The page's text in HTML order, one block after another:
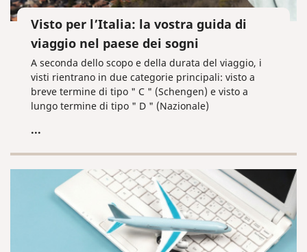
Visto per l’Italia: la vostra guida di
viaggio nel paese dei sogni
A seconda dello scopo e della durata del viaggio, i
visti rientrano in due categorie principali: visto a
breve termine di tipo " C " (Schengen) e visto a
lungo termine di tipo " D " (Nazionale)
...